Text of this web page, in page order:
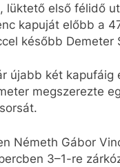
lüktető első félidő
kapuját előbb a
később Demeter
újabb két
megszerezte
Németh Gábor
3–1-re